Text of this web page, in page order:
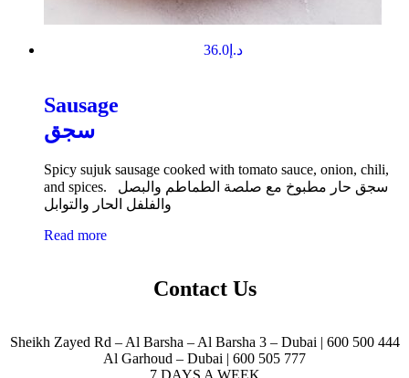
د.إ36.0
Sausage
سجق
Spicy sujuk sausage cooked with tomato sauce, onion, chili,
and spices. سجق حار مطبوخ مع صلصة الطماطم والبصل
والفلفل الحار والتوابل
Read more
Contact Us
Sheikh Zayed Rd – Al Barsha – Al Barsha 3 – Dubai | 600 500 444
Al Garhoud – Dubai | 600 505 777
7 DAYS A WEEK